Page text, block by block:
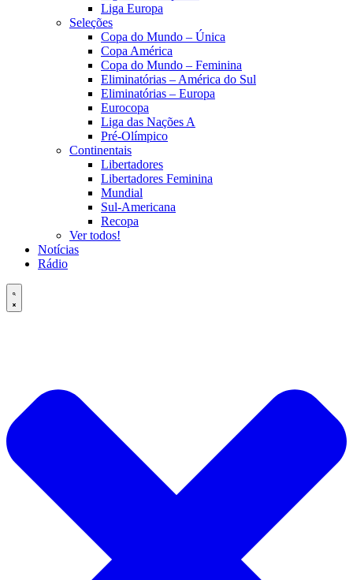
Liga Europa
Seleções
Copa do Mundo – Única
Copa América
Copa do Mundo – Feminina
Eliminatórias – América do Sul
Eliminatórias – Europa
Eurocopa
Liga das Nações A
Pré-Olímpico
Continentais
Libertadores
Libertadores Feminina
Mundial
Sul-Americana
Recopa
Ver todos!
Notícias
Rádio